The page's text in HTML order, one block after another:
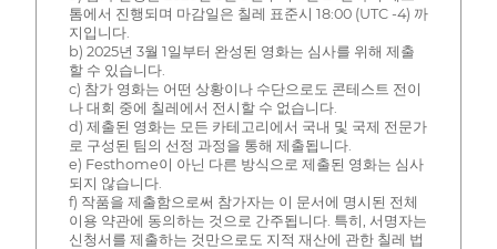
톰에서 진행되며 마감일은 칠레 표준시 18:00 (UTC -4) 까
지입니다.
b) 2025년 3월 1일부터 완성된 영화는 심사를 위해 제출
할 수 있습니다.
c) 참가 영화는 어떤 상황이나 수단으로도 콘테스트 전이
나 대회 중에 칠레에서 전시할 수 없습니다.
d) 제출된 영화는 모든 카테고리에서 국내 및 국제 전문가
로 구성된 팀의 선정 과정을 통해 제출됩니다.
e) Festhome이 아닌 다른 방식으로 제출된 영화는 심사
되지 않습니다.
f) 작품을 제출함으로써 참가자는 이 문서에 명시된 전체
이용 약관에 동의하는 것으로 간주됩니다. 특히, 서명자는
신청서를 제출하는 것만으로도 지적 재산에 관한 칠레 법